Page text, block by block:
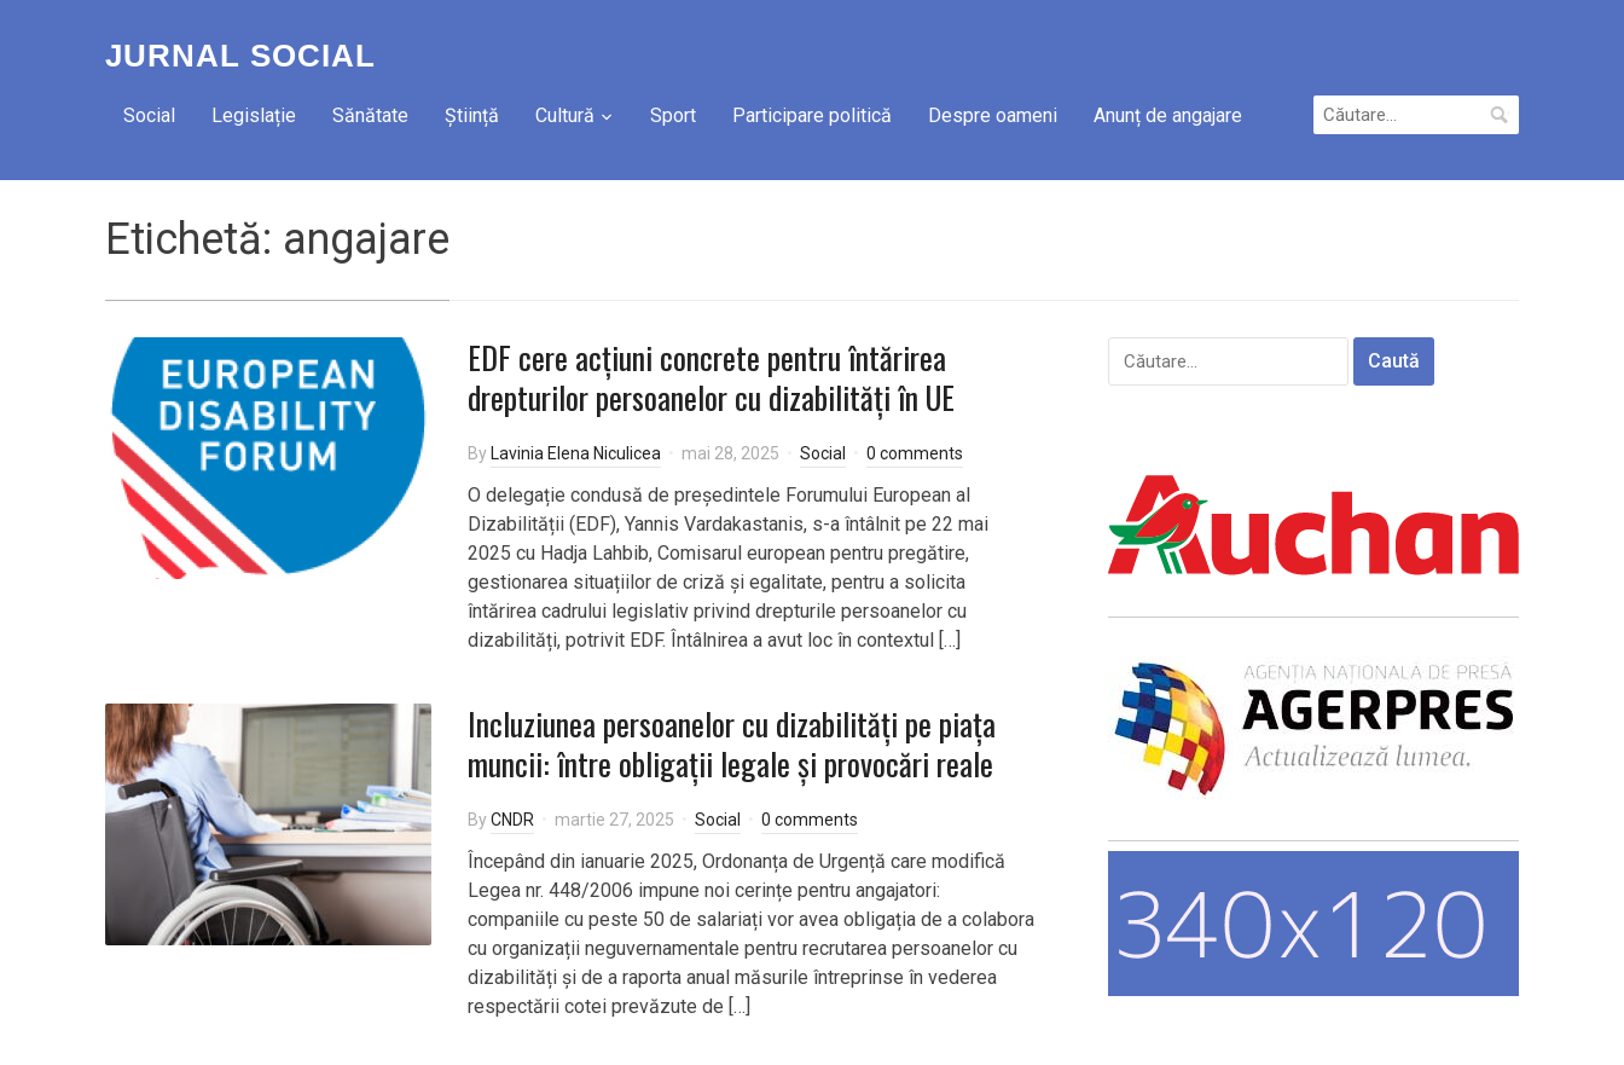
JURNAL SOCIAL
Social Legislație Sănătate Știință Cultură Sport Participare politică Despre oameni Anunț de angajare
Caută
după:
Etichetă: angajare
EDF cere acțiuni concrete pentru întărirea
drepturilor persoanelor cu dizabilități în UE
By Lavinia Elena Niculicea mai 28, 2025 Social 0 comments
O delegație condusă de președintele Forumului European al
Dizabilității (EDF), Yannis Vardakastanis, s-a întâlnit pe 22 mai
2025 cu Hadja Lahbib, Comisarul european pentru pregătire,
gestionarea situațiilor de criză și egalitate, pentru a solicita
întărirea cadrului legislativ privind drepturile persoanelor cu
dizabilități, potrivit EDF. Întâlnirea a avut loc în contextul […]
Incluziunea persoanelor cu dizabilități pe piața
muncii: între obligații legale și provocări reale
ByCNDR martie 27, 2025 Social 0 comments
Începând din ianuarie 2025, Ordonanța de Urgență care modifică
Legea nr. 448/2006 impune noi cerințe pentru angajatori:
companiile cu peste 50 de salariați vor avea obligația de a colabora
cu organizații neguvernamentale pentru recrutarea persoanelor cu
dizabilități și de a raporta anual măsurile întreprinse în vederea
respectării cotei prevăzute de […]
Caută
după: